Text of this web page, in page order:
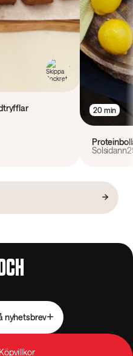
20 min
nyhetsbrev
Köpvillkor